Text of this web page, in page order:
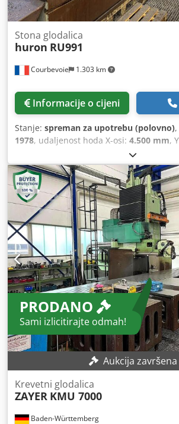
Courbevoie 1.303 km
Stona glodalica
huron RU991
Informacije o cijeni
Stanje: spreman za upotrebu (polovno)
1978, udaljenost hoda X-osi: 4.500 mm,
1.000 mm
vretena:2.066 okret/min, širina stola:
stola:6.100 mm, ukupna masa:19.000
PRODANO
Sami izlicitirajte odmah!
Aukcija završena
Baden-Württemberg
Krevetni glodalica
ZAYER KMU 7000